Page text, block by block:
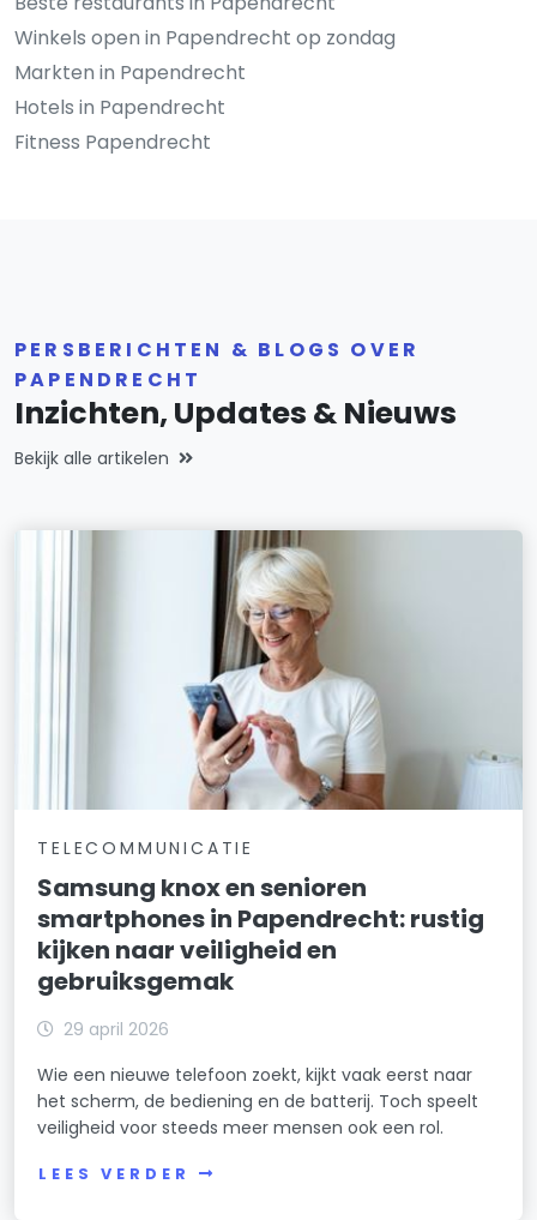
Winkels open in Papendrecht op zondag
Markten in Papendrecht
Hotels in Papendrecht
Fitness Papendrecht
PERSBERICHTEN & BLOGS OVER
PAPENDRECHT
Inzichten, Updates & Nieuws
Bekijk alle artikelen
TELECOMMUNICATIE
Samsung knox en senioren
smartphones in Papendrecht: rustig
kijken naar veiligheid en
gebruiksgemak
29 april 2026
Wie een nieuwe telefoon zoekt, kijkt vaak eerst naar
het scherm, de bediening en de batterij. Toch speelt
veiligheid voor steeds meer mensen ook een rol.
LEES VERDER